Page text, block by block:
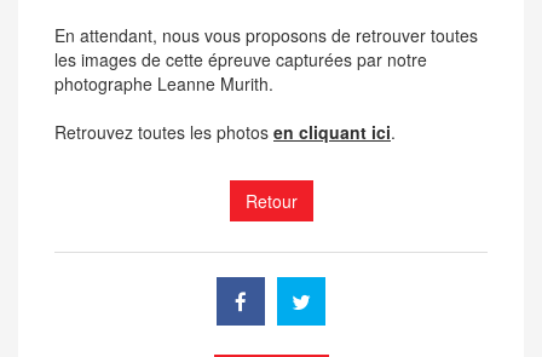
En attendant, nous vous proposons de retrouver toutes
les images de cette épreuve capturées par notre
photographe Leanne Murith.
Retrouvez toutes les photos en cliquant ici.
Retour